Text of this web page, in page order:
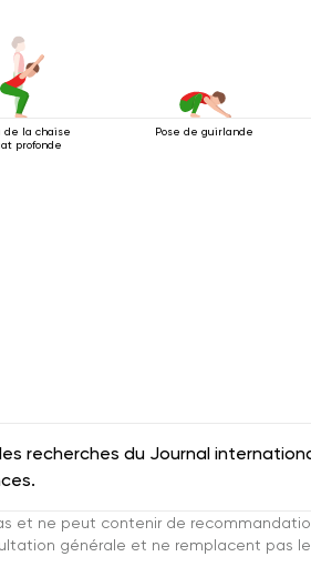
de la chaise
profonde
Pose de guirlande
recherches du Journal
et ne peut contenir de
générale et ne remplacent pas